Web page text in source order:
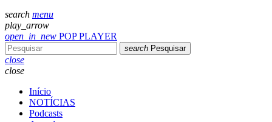
search menu
play_arrow
open_in_new POP PLAYER
search Pesquisar
close
close
Início
NOTÍCIAS
Podcasts